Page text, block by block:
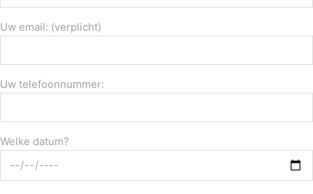
Uw email: (verplicht)
Uw telefoonnummer:
Welke datum?